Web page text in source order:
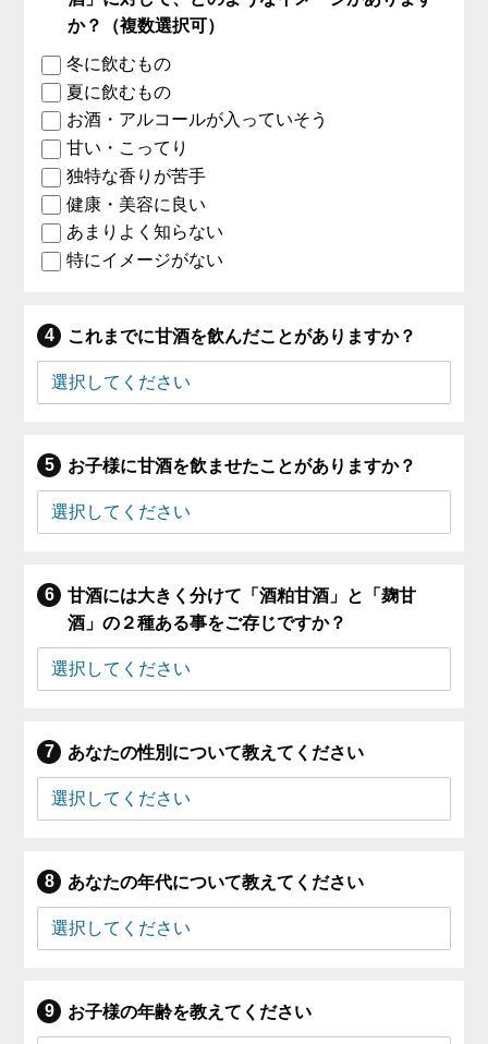
か？（複数選択可）
冬に飲むもの
夏に飲むもの
お酒・アルコールが入っていそう
甘い・こってり
独特な香りが苦手
健康・美容に良い
あまりよく知らない
特にイメージがない
これまでに甘酒を飲んだことがありますか？
お子様に甘酒を飲ませたことがありますか？
甘酒には大きく分けて「酒粕甘酒」と「麹甘
酒」の２種ある事をご存じですか？
あなたの性別について教えてください
あなたの年代について教えてください
お子様の年齢を教えてください